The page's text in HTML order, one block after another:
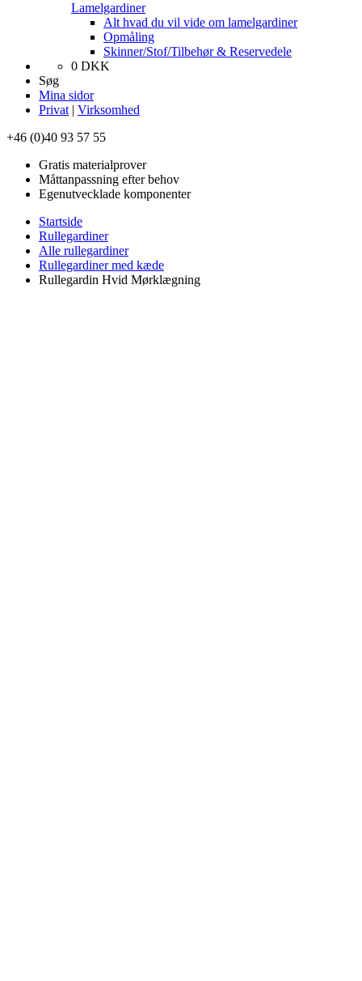
Lamelgardiner
Alt hvad du vil vide om lamelgardiner
Opmåling
Skinner/Stof/Tilbehør & Reservedele
0 DKK
Søg
Mina sidor
Privat | Virksomhed
+46 (0)40 93 57 55
Gratis materialprover
Måttanpassning efter behov
Egenutvecklade komponenter
Startside
Rullegardiner
Alle rullegardiner
Rullegardiner med kæde
Rullegardin Hvid Mørklægning